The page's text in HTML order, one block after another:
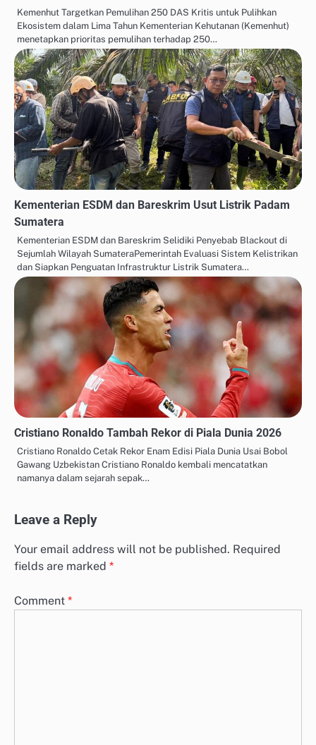
Kemenhut Targetkan Pemulihan 250 DAS Kritis untuk Pulihkan
Ekosistem dalam Lima Tahun Kementerian Kehutanan (Kemenhut)
menetapkan prioritas pemulihan terhadap 250…
Kementerian ESDM dan Bareskrim Usut Listrik Padam
Sumatera
Kementerian ESDM dan Bareskrim Selidiki Penyebab Blackout di
Sejumlah Wilayah SumateraPemerintah Evaluasi Sistem Kelistrikan
dan Siapkan Penguatan Infrastruktur Listrik Sumatera…
Cristiano Ronaldo Tambah Rekor di Piala Dunia 2026
Cristiano Ronaldo Cetak Rekor Enam Edisi Piala Dunia Usai Bobol
Gawang Uzbekistan Cristiano Ronaldo kembali mencatatkan
namanya dalam sejarah sepak…
Leave a Reply
Your email address will not be published. Required
fields are marked *
Comment *